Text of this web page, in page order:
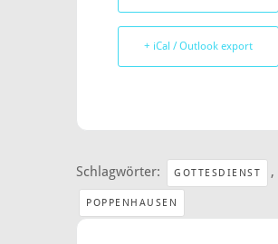
+ iCal / Outlook export
Schlagwörter: GOTTESDIENST ,
POPPENHAUSEN